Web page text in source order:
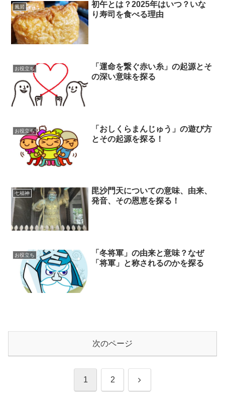
風習
初午とは？2025年はいつ？いな
り寿司を食べる理由
お役立ち
「運命を繋ぐ赤い糸」の起源とそ
の深い意味を探る
お役立ち
「おしくらまんじゅう」の遊び方
とその起源を探る！
七福神
毘沙門天についての意味、由来、
発音、その恩恵を探る！
お役立ち
「冬将軍」の由来と意味？なぜ
「将軍」と称されるのかを探る
次のページ
1 2 次